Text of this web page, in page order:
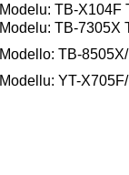
Modelu: TB-X104F
Modelu: TB-7305X
Modello: TB-
Modellu: YT-